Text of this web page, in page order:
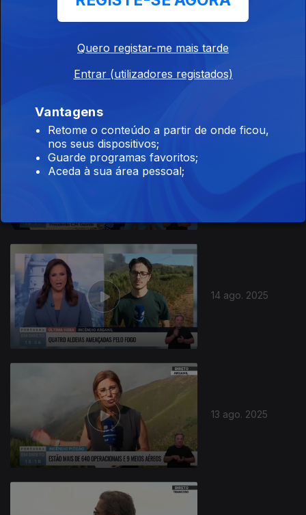
18 ago. 2025
14 ago. 2025
13 ago. 2025
Quero registar-me mais tarde
Entrar (utilizadores registados)
Vantagens
Retome o conteúdo a partir de onde ficou,
nos seus dispositivos;
Guarde programas favoritos;
Aceda à sua área pessoal;